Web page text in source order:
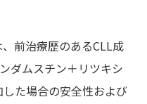
前治療歴のあるCLL成
ダムスチン＋リツキシ
た場合の安全性および